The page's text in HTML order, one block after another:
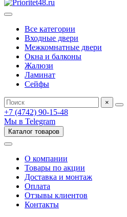
Все категории
Входные двери
Межкомнатные двери
Окна и балконы
Жалюзи
Ламинат
Сейфы
×
+7 (4742) 90-15-48
Мы в Telegram
Каталог товаров
О компании
Товары по акции
Доставка и монтаж
Оплата
Отзывы клиентов
Контакты